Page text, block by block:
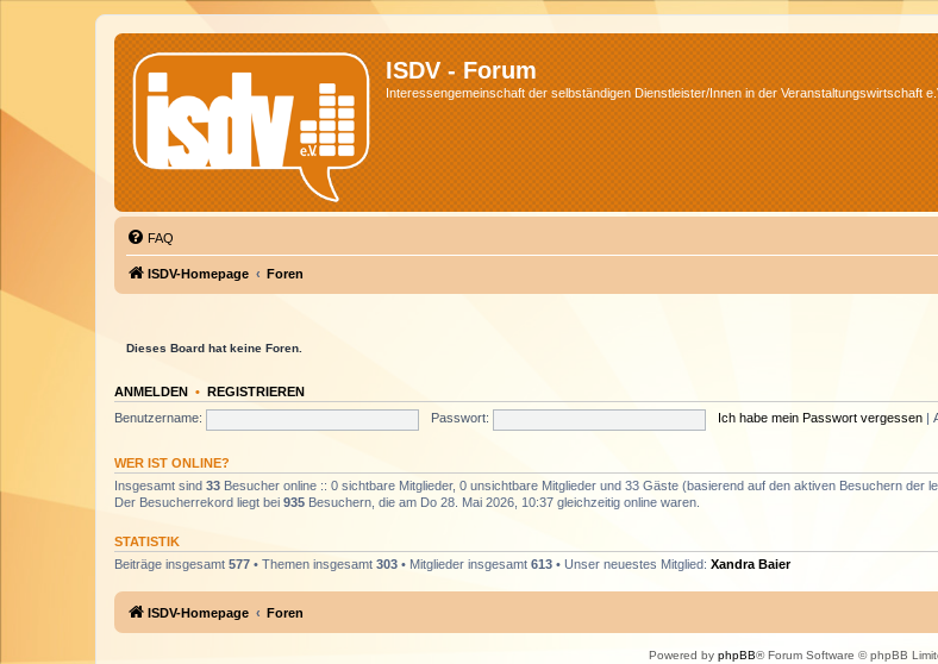
ISDV - Forum
Interessengemeinschaft der selbständigen Dienstleister/Innen in der Veranstaltungswirtschaft
FAQ
ISDV-Homepage Foren
Dieses Board hat keine Foren.
ANMELDEN • REGISTRIEREN
Benutzername:
Passwort: Ich habe mein Passwort vergessen
WER IST ONLINE?
Insgesamt sind 33 Besucher online :: 0 sichtbare Mitglieder, 0 unsichtbare Mitglieder und 33 Gäste (basierend auf den aktiven Besuchern der
Der Besucherrekord liegt bei 935 Besuchern, die am Do 28. Mai 2026, 10:37 gleichzeitig online waren.
STATISTIK
Beiträge insgesamt 577 • Themen insgesamt 303 • Mitglieder insgesamt 613 • Unser neuestes Mitglied: Xandra Baier
ISDV-Homepage Foren
Powered by phpBB® Forum Software © phpBB